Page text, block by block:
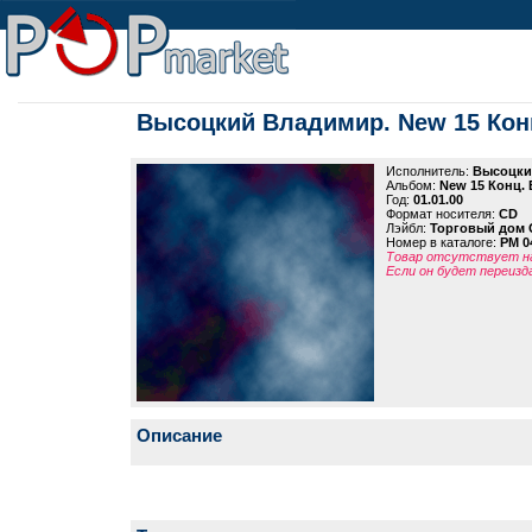
Высоцкий Владимир. New 15
Исполнитель:
Альбом: New 15 Конц.
Год: 01.01.00
Формат носителя: CD
Лэйбл: Торговый дом
Номер в каталоге: PM
Товар отсутствует
Если он будет
Описание